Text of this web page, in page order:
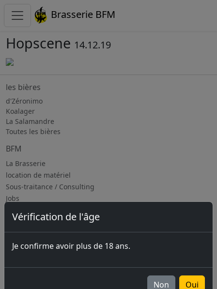
Brasserie BFM
Vérification de l'âge
Je confirme avoir plus de 18 ans.
Non Oui
Hopscene 14.12.19
les bières
d'Zéronimo
Koalager
La Salamandre
Toutes les bières
BFM
La Brasserie
location de matériel
Sous-traitance / Consulting
Jobs
Prochains évènements
07.08.2026 Marché-Concours 2026
Tous les évènements
Heures d'ouverture